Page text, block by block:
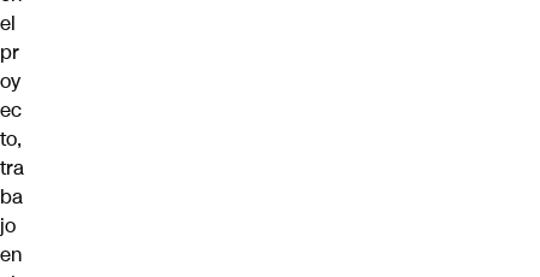
el
pr
oy
ec
to,
tra
ba
jo
en